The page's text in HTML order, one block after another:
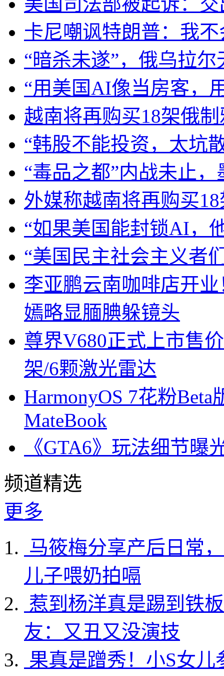
卡尼嘲讽特朗普：我
“暗杀未遂”，俄乌拉
“用美国AI像当房客，
越南将再购买18架俄
“韩股不能投资，太坑
“毒品之都”内战未止
外媒称越南将再购买
“如果美国能封锁AI，
“美国民主社会主义者
李亚鹏云南咖啡店开
嫣略显腼腆躲镜头
尊界V680正式上市售
架/6颗激光雷达
HarmonyOS 7花粉
MateBook
《GTA6》玩法细节
频道精选
更多
马筱梅分享产后日常
儿子喂奶拍嗝
惹到杨洋真是踢到铁
友：又丑又没演技
果真是蹭秀！小S女